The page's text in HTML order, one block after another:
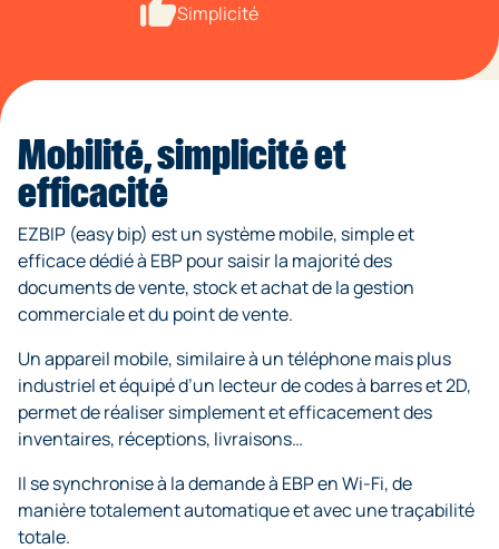
Simplicité
Mobilité, simplicité et
efficacité
EZBIP (easy bip) est un système mobile, simple et
efficace dédié à EBP pour saisir la majorité des
documents de vente, stock et achat de la gestion
commerciale et du point de vente.
Un appareil mobile, similaire à un téléphone mais plus
industriel et équipé d’un lecteur de codes à barres et 2D,
permet de réaliser simplement et efficacement des
inventaires, réceptions, livraisons…
Il se synchronise à la demande à EBP en Wi-Fi, de
manière totalement automatique et avec une traçabilité
totale.